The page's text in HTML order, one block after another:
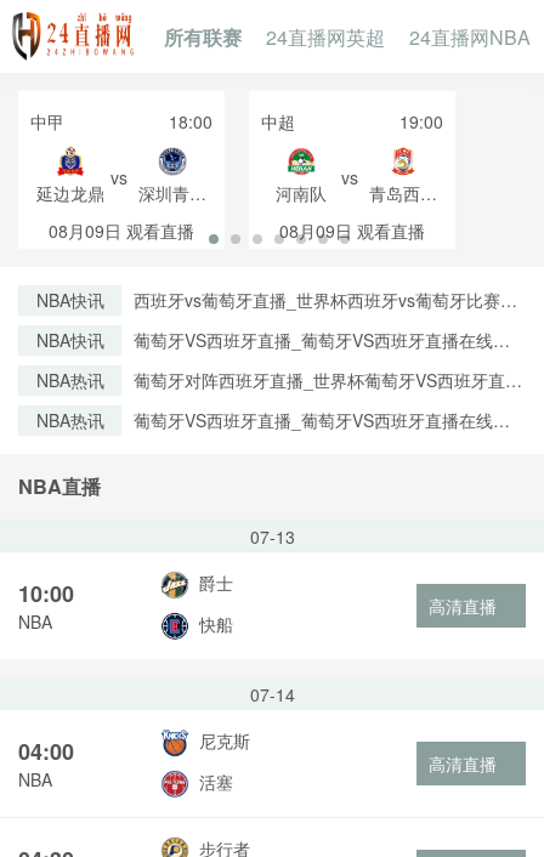
所有联赛 24直播网英超 24直播网NBA
中甲 18:00
延边龙鼎
vs
深圳青年
人
08月09日 观看直播
中超 19:00
河南队
vs
青岛西海
岸
08月09日 观看直播
NBA快讯
西班牙vs葡萄牙直播_世界杯西班牙vs葡萄牙比赛直
NBA快讯
葡萄牙VS西班牙直播_葡萄牙VS西班牙直播在线观
NBA热讯
葡萄牙对阵西班牙直播_世界杯葡萄牙VS西班牙直播
NBA热讯
葡萄牙VS西班牙直播_葡萄牙VS西班牙直播在线观
NBA直播
07-13
10:00
NBA
爵士
快船
高清直播
07-14
04:00
NBA
尼克斯
活塞
高清直播
步行者